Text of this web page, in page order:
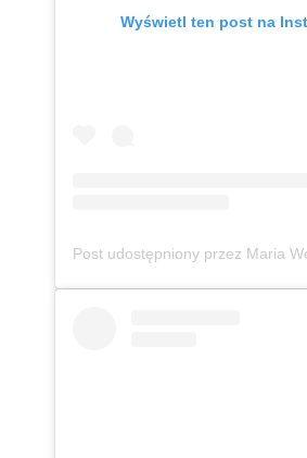
Wyświetl ten post na